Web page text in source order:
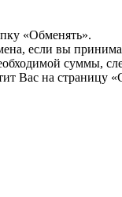
«Обменять».
если вы
суммы,
Вас на страницу